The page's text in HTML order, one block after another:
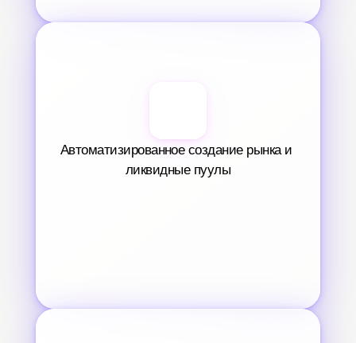
Автоматизированное создание рынка и
ликвидные пуулы